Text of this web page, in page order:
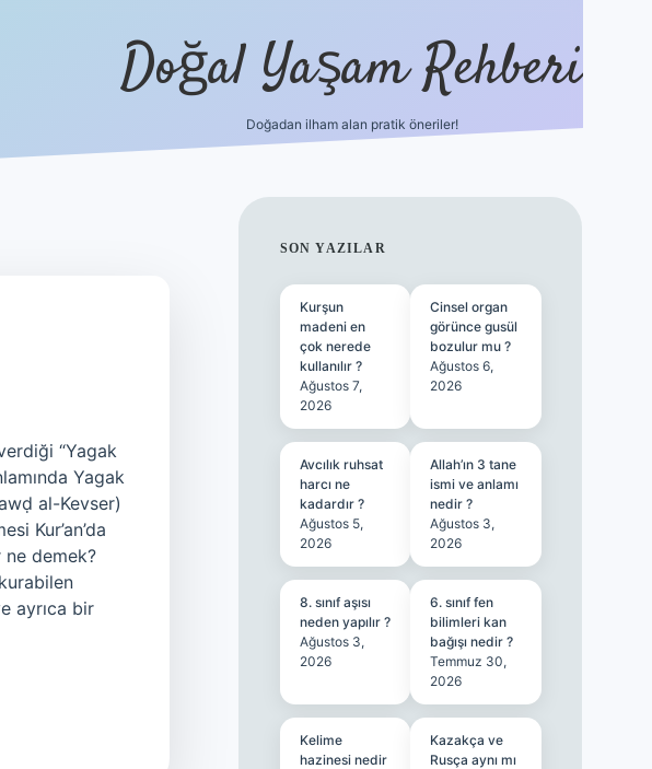
Doğal Yaşam Rehberi
Doğadan ilham alan pratik öneriler!
“Yagak
Yagak
Kur’an’da
ne demek?
ayrıca bir
SIDEBAR
SON YAZILAR
Kurşun
madeni en
çok nerede
kullanılır ?
Ağustos 7,
2026
Cinsel organ
görünce gusül
bozulur mu ?
Ağustos 6,
2026
Avcılık ruhsat
harcı ne
kadardır ?
Ağustos 5,
2026
Allah’ın 3 tane
ismi ve anlamı
nedir ?
Ağustos 3,
2026
8. sınıf aşısı
neden yapılır ?
Ağustos 3,
2026
6. sınıf fen
bilimleri kan
bağışı nedir ?
Temmuz 30,
2026
Kelime
hazinesi nedir
Kazakça ve
Rusça aynı mı
tulipbet.online